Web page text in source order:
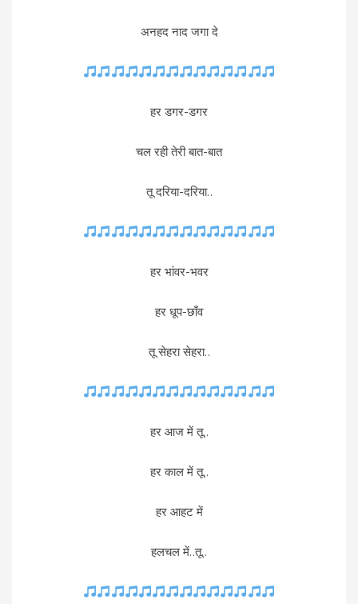
अनहद नाद जगा दे
हर डगर-डगर
चल रही तेरी बात-बात
तू दरिया-दरिया..
हर भांवर-भवर
हर धूप-छाँव
तू सेहरा सेहरा..
हर आज में तू..
हर काल में तू..
हर आहट में
हलचल में..तू..